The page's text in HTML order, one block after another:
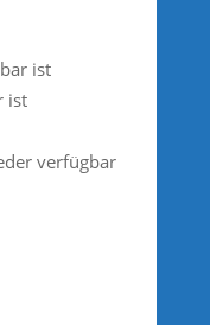
ist
ist
verfügbar